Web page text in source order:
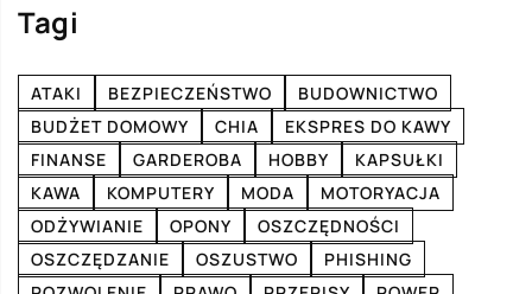
Tagi
ATAKI BEZPIECZEŃSTWO
BUDOWNICTWO
BUDŻET DOMOWY
CHIA
EKSPRES DO KAWY
FINANSE
GARDEROBA HOBBY
KAPSUŁKI
KAWA
KOMPUTERY MODA
MOTORYACJA
ODŻYWIANIE
OPONY
OSZCZĘDNOŚCI
OSZCZĘDZANIE
OSZUSTWO
PHISHING